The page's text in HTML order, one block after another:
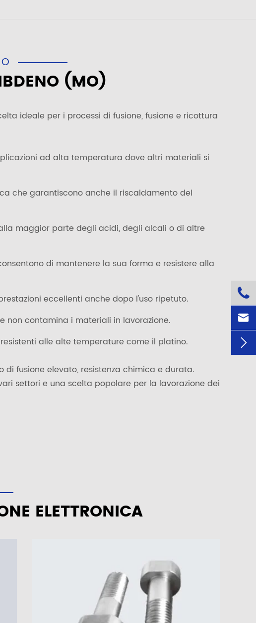
(MO)
ideale per i processi di fusione, fusione e ricottura
ad alta temperatura dove altri materiali si
che garantiscono anche il riscaldamento del
maggior parte degli acidi, degli alcali o di altre
di mantenere la sua forma e resistere alla
eccellenti anche dopo l'uso ripetuto.
non contamina i materiali in lavorazione.
alle alte temperature come il platino.
fusione elevato, resistenza chimica e durata.
settori e una scelta popolare per la lavorazione dei
ELETTRONICA


